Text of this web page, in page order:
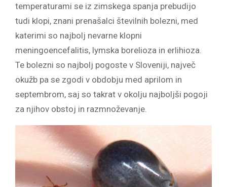
temperaturami se iz zimskega spanja prebudijo
tudi klopi, znani prenašalci številnih bolezni, med
katerimi so najbolj nevarne klopni
meningoencefalitis, lymska borelioza in erlihioza.
Te bolezni so najbolj pogoste v Sloveniji, največ
okužb pa se zgodi v obdobju med aprilom in
septembrom, saj so takrat v okolju najboljši pogoji
za njihov obstoj in razmnoževanje.